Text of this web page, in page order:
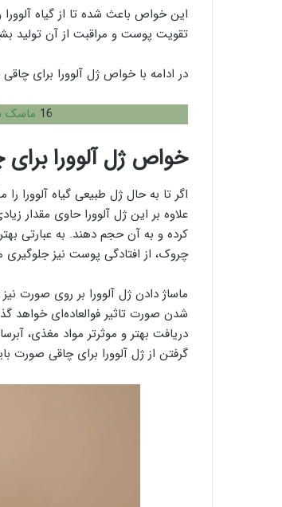
این خواص باعث شده تا از گیاه
تقویت پوست و مراقبت از آن تولید
در ادامه با خواص ژل آلوورا برای
16 ماسک
خواص ژل آلوورا
اگر تا به حال ژل طبیعی گیاه آلوورا
علاوه بر این ژل آلوورا حاوی مقدار
کرده و به آن حجم دهند. به عبارتی
چروک، از افتادگی پوست نیز
ماساژ دادن ژل آلوورا بر روی صورت
شدن صورت تاثیر فوالعاده‌ای خواهد
دریافت بهتر و موثر‌تر مواد مغذی،
گرفتن از ژل آلوورا برای چاقی صورت